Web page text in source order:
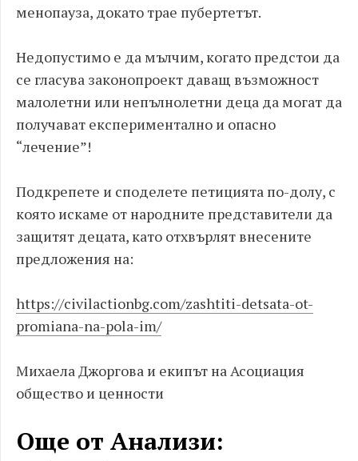
менопауза, докато трае пубертетът.
Недопустимо е да мълчим, когато предстои да
се гласува законопроект даващ възможност
малолетни или непълнолетни деца да могат да
получават експериментално и опасно
“лечение”!
Подкрепете и споделете петицията по-долу, с
която искаме от народните представители да
защитят децата, като отхвърлят внесените
предложeния на:
https://civilactionbg.com/zashtiti-detsata-ot-
promiana-na-pola-im/
Михаела Джоргова и екипът на Асоциация
общество и ценности
Още от Анализи: